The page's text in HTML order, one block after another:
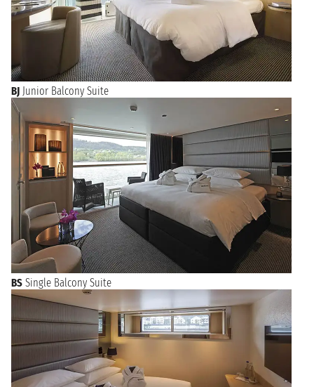
BJ Junior Balcony Suite
BS Single Balcony Suite